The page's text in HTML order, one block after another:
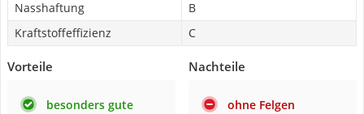
Nasshaftung
B
Kraftstoffeffizienz
C
Vorteile
besonders gute
Nachteile
ohne Felgen